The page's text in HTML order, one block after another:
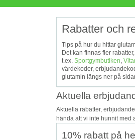
Rabatter och
Tips på hur du hittar
Det kan finnas fler
t.ex. Sportgymbutiken,
värdekoder,
glutamin längs ner på
Aktuella
Aktuella rabatter,
hända att vi inte hunnit med
10% rabatt på